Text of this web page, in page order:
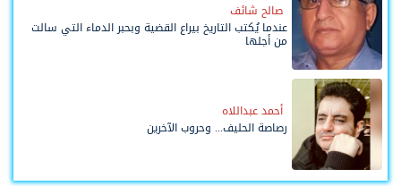
صالح شائف
عندما يُكتب التاريخ بيراع القضية وبحبر الدماء التي سالت
من أجلها
أحمد عبداللاه
رصاصة الحليف... وحروب الآخرين